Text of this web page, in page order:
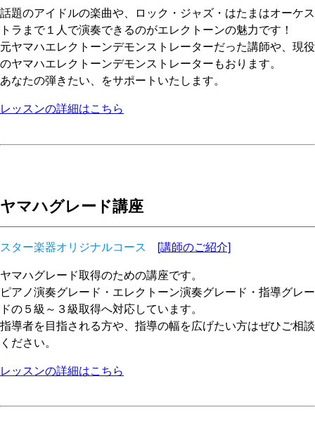
話題のアイドルの楽曲や、ロック・ジャズ・はたまはオーケス
トラまで１人で演奏できるのがエレクトーンの魅力です！
元ヤマハエレクトーンデモンストレーターだった講師や、現役
のヤマハエレクトーンデモンストレーターもおります。
あなたの弾きたい、をサポートいたします。
レッスンの詳細はこちら
ヤマハグレード講座
スター楽器オリジナルコース [講師のご紹介]
ヤマハグレード取得のための講座です。
ピアノ演奏グレード・エレクトーン演奏グレード・指導グレー
ドの５級～３級取得へ対応しています。
指導者を目指される方や、指導の幅を広げたい方はぜひご相談
ください。
レッスンの詳細はこちら